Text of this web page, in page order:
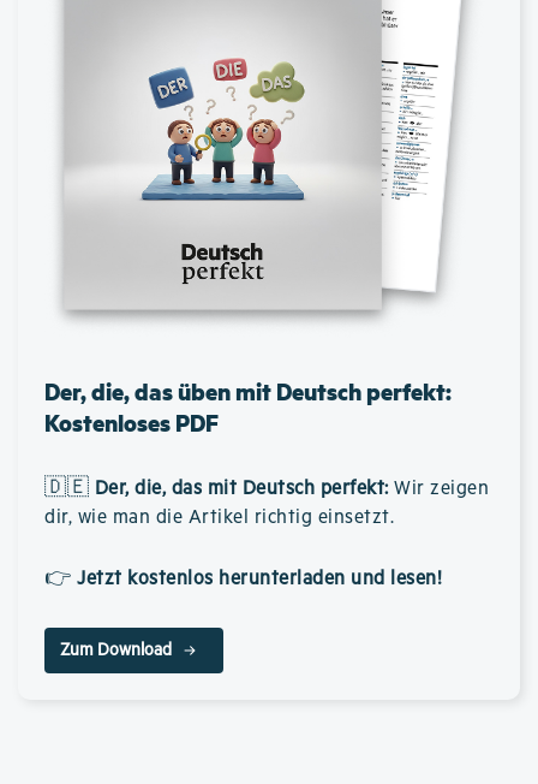
Der, die, das üben mit Deutsch perfekt:
Kostenloses PDF
🇩🇪 Der, die, das mit Deutsch perfekt: Wir zeigen
dir, wie man die Artikel richtig einsetzt.
👉 Jetzt kostenlos herunterladen und lesen!
Zum Download